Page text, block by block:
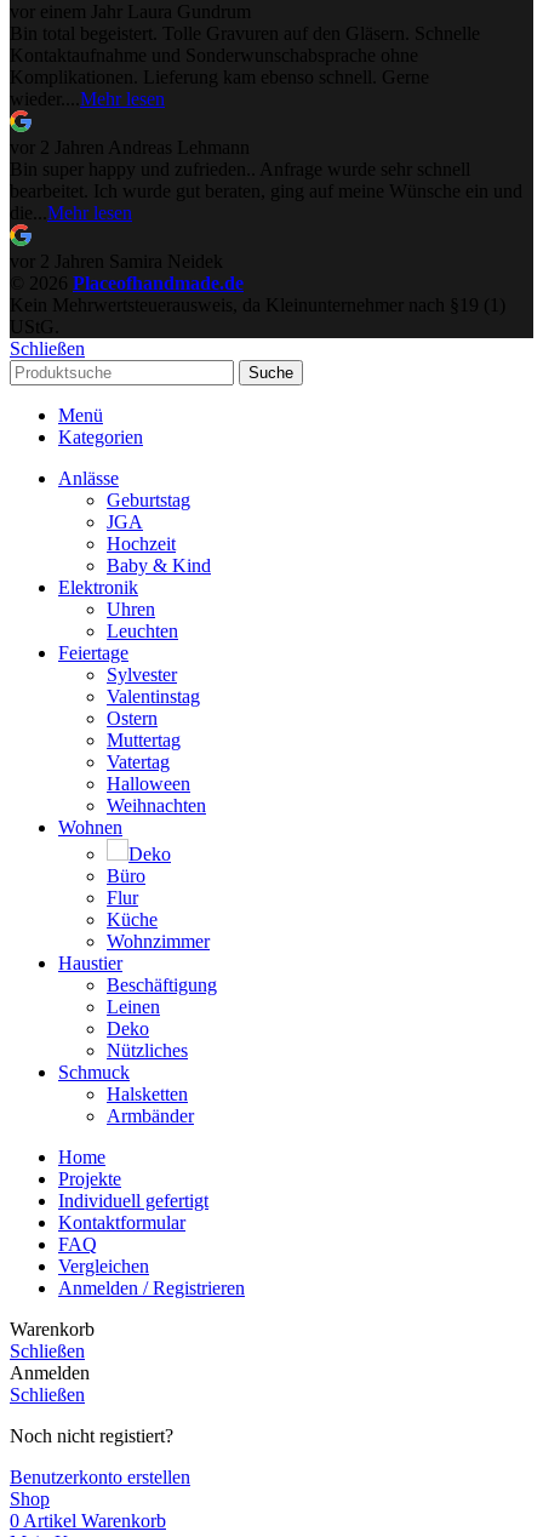
vor einem Jahr
Laura Gundrum
Bin total begeistert. Tolle Gravuren auf den Gläsern. Schnelle
Kontaktaufnahme und Sonderwunschabsprache ohne
Komplikationen. Lieferung kam ebenso schnell. Gerne
wieder.... Mehr lesen
vor 2 Jahren Andreas Lehmann
Bin super happy und zufrieden.. Anfrage wurde sehr schnell
bearbeitet. Ich wurde gut beraten, ging auf meine Wünsche ein und
die... Mehr lesen
vor 2 Jahren Samira Neidek
© 2026 Placeofhandmade.de
Kein Mehrwertsteuerausweis, da Kleinunternehmer nach §19 (1)
UStG.
Schließen
Suche
Menü
Kategorien
Anlässe
Geburtstag
JGA
Hochzeit
Baby & Kind
Elektronik
Uhren
Leuchten
Feiertage
Sylvester
Valentinstag
Ostern
Muttertag
Vatertag
Halloween
Weihnachten
Wohnen
Deko
Büro
Flur
Küche
Wohnzimmer
Haustier
Beschäftigung
Leinen
Deko
Nützliches
Schmuck
Halsketten
Armbänder
Home
Projekte
Individuell gefertigt
Kontaktformular
FAQ
Vergleichen
Anmelden / Registrieren
Warenkorb
Schließen
Anmelden
Schließen
Noch nicht registiert?
Benutzerkonto erstellen
Shop
0 Artikel Warenkorb